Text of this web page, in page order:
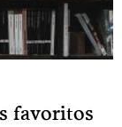
favoritos